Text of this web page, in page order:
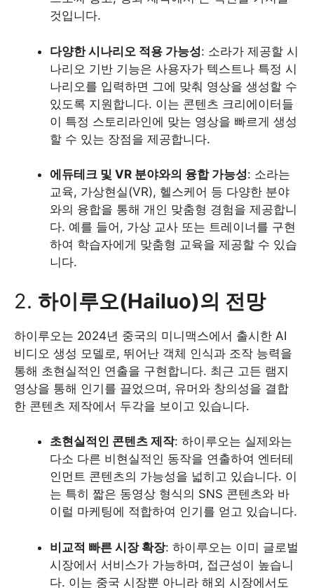
것입니다.
다양한 시나리오 적용 가능성: 소라가 제공할 시
나리오 기반 기능은 사용자가 텍스트나 특정 시
나리오를 입력하면 그에 맞춰 영상을 생성할 수
있도록 지원합니다. 이는 콘텐츠 크리에이터들
이 특정 스토리라인에 맞는 영상을 빠르게 생성
할 수 있는 장점을 제공합니다.
에듀테크 및 VR 분야와의 융합 가능성: 소라는
교육, 가상현실(VR), 헬스케어 등 다양한 분야
와의 융합을 통해 개인 맞춤형 경험을 제공합니
다. 예를 들어, 가상 교사 또는 트레이너를 구현
하여 학습자에게 맞춤형 교육을 제공할 수 있습
니다.
2. 하이루오(Hailuo)의 전망
하이루오는 2024년 중국의 미니맥스에서 출시한 AI
비디오 생성 모델로, 뛰어난 객체 인식과 조작 능력을
통해 초현실적인 연출을 구현합니다. 최근 고든 램지
영상을 통해 인기를 끌었으며, 유머와 창의성을 결합
한 콘텐츠 제작에서 두각을 보이고 있습니다.
초현실적인 콘텐츠 제작: 하이루오는 실제와는
다소 다른 비현실적인 동작을 연출하여 엔터테
인먼트 콘텐츠의 가능성을 넓히고 있습니다. 이
는 특히 짧은 동영상 형식의 SNS 콘텐츠와 바
이럴 마케팅에 적합하여 인기를 얻고 있습니다.
비교적 빠른 시장 확장: 하이루오는 이미 글로벌
시장에서 서비스가 가능하며, 접근성이 높습니
다. 이는 중국 시장뿐 아니라 해외 시장에서도